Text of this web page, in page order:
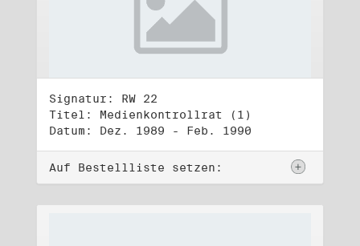
Signatur: RW 22
Titel: Medienkontrollrat (1)
Datum: Dez. 1989 - Feb. 1990
Auf Bestellliste setzen: